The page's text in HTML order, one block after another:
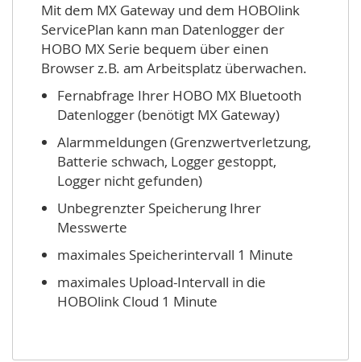
Mit dem MX Gateway und dem HOBOlink
ServicePlan kann man Datenlogger der
HOBO MX Serie bequem über einen
Browser z.B. am Arbeitsplatz überwachen.
Fernabfrage Ihrer HOBO MX Bluetooth
Datenlogger (benötigt MX Gateway)
Alarmmeldungen (Grenzwertverletzung,
Batterie schwach, Logger gestoppt,
Logger nicht gefunden)
Unbegrenzter Speicherung Ihrer
Messwerte
maximales Speicherintervall 1 Minute
maximales Upload-Intervall in die
HOBOlink Cloud 1 Minute